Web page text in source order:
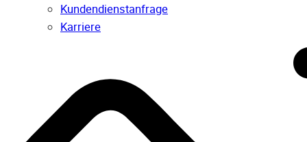
Kunden­dienst­anfrage
Karriere